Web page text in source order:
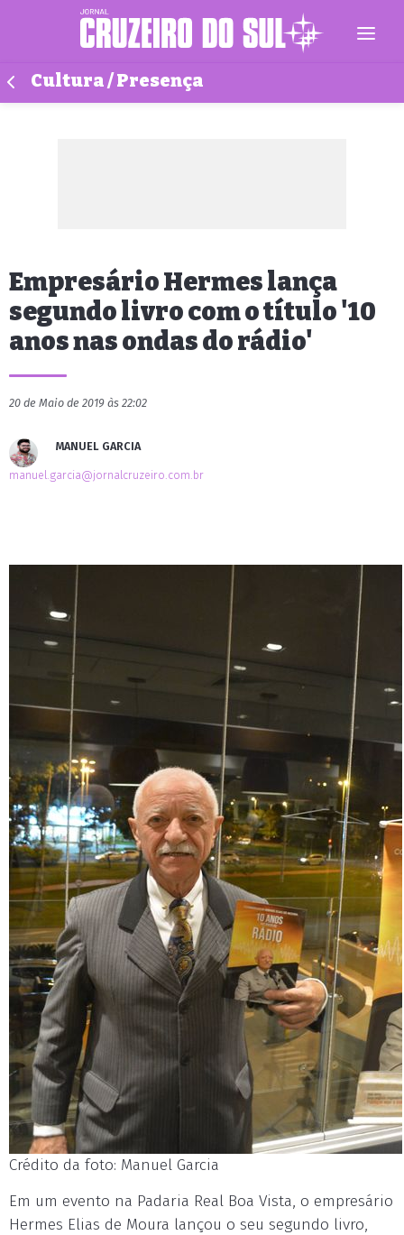
Cultura / Presença
Empresário Hermes lança
segundo livro com o título '10
anos nas ondas do rádio'
20 de Maio de 2019 às 22:02
MANUEL GARCIA
manuel.garcia@jornalcruzeiro.com.br
Crédito da foto: Manuel Garcia
Em um evento na Padaria Real Boa Vista, o empresário
Hermes Elias de Moura lançou o seu segundo livro,